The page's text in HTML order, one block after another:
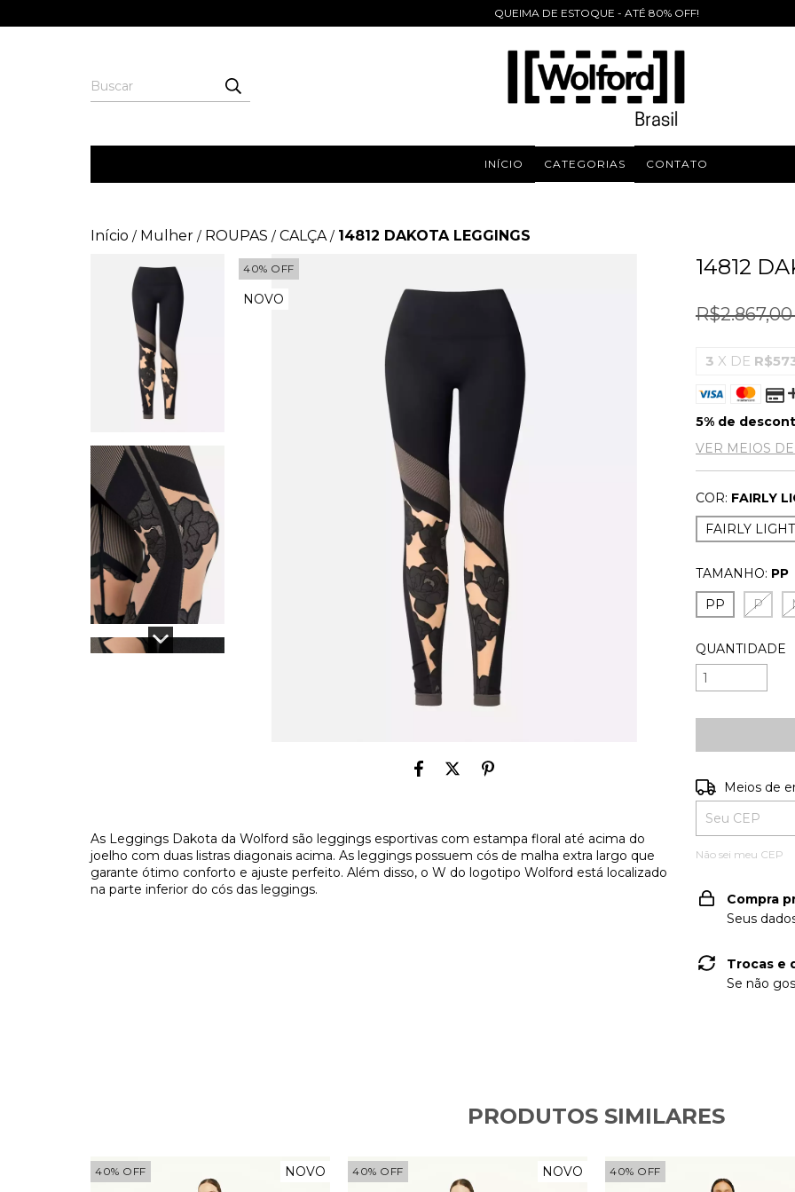
QUEIMA DE ESTOQUE - ATÉ 80% OFF!
INÍCIO CATEGORIAS CONTATO
Início / Mulher / ROUPAS / CALÇA / 14812 DAKOTA LEGGINGS
40% OFF
NOVO
As Leggings Dakota da Wolford são leggings esportivas com estampa floral até acima do
joelho com duas listras diagonais acima. As leggings possuem cós de malha extra largo que
garante ótimo conforto e ajuste perfeito. Além disso, o W do logotipo Wolford está localizado
na parte inferior do cós das leggings.
14812
3 X DE
5% de
VER MEIOS
COR: FAIRLY
FAIRLY
TAMANHO: PP
PP
P
QUANTIDADE
Entregas para o
Meios de
Não sei meu CEP
Compra
Seus
Trocas e
Se não
PRODUTOS SIMILARES
40% OFF NOVO 40% OFF NOVO 40% OFF